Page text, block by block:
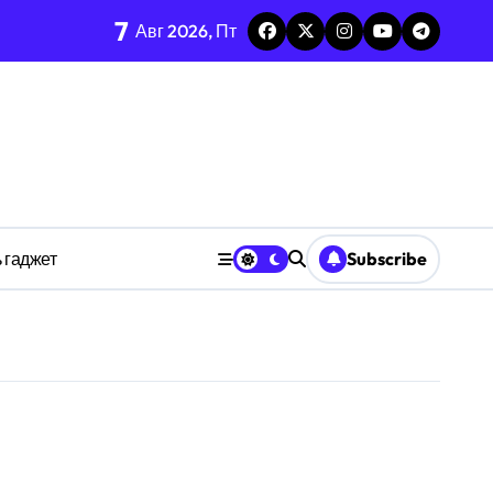
дедлайнов
7 Авг 2026, Пт
Subscribe